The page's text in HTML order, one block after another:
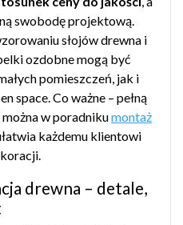
swobodę projektową.
słojów drewna i
ozdobne mogą być
pomieszczeń, jak i
space. Co ważne – pełną
w poradnikumontaż
każdemu klientowi
drewna – detale,